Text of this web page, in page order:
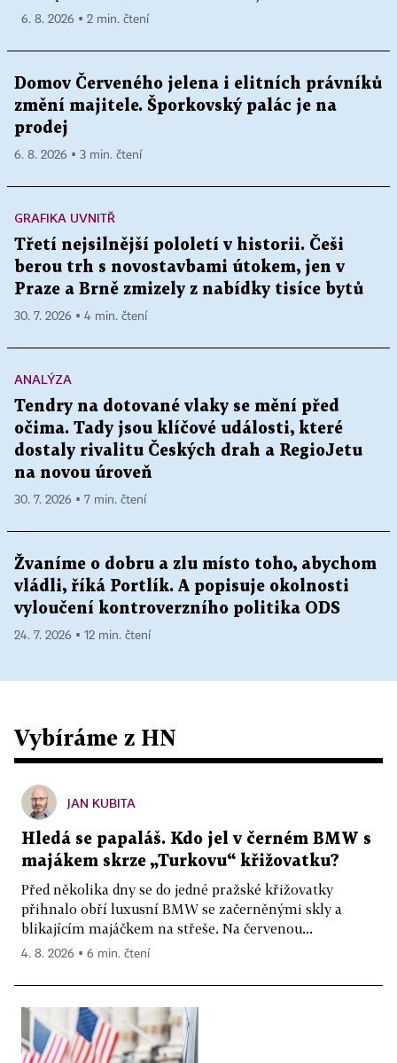
6. 8. 2026 ▪ 2 min. čtení
Domov Červeného jelena i elitních právníků
změní majitele. Šporkovský palác je na
prodej
6. 8. 2026 ▪ 3 min. čtení
GRAFIKA UVNITŘ
Třetí nejsilnější pololetí v historii. Češi
berou trh s novostavbami útokem, jen v
Praze a Brně zmizely z nabídky tisíce bytů
30. 7. 2026 ▪ 4 min. čtení
ANALÝZA
Tendry na dotované vlaky se mění před
očima. Tady jsou klíčové události, které
dostaly rivalitu Českých drah a RegioJetu
na novou úroveň
30. 7. 2026 ▪ 7 min. čtení
Žvaníme o dobru a zlu místo toho, abychom
vládli, říká Portlík. A popisuje okolnosti
vyloučení kontroverzního politika ODS
24. 7. 2026 ▪ 12 min. čtení
Vybíráme z HN
JAN KUBITA
Hledá se papaláš. Kdo jel v černém BMW s
majákem skrze „Turkovu“ křižovatku?
Před několika dny se do jedné pražské křižovatky
přihnalo obří luxusní BMW se začerněnými skly a
blikajícím majáčkem na střeše. Na červenou...
4. 8. 2026 ▪ 6 min. čtení